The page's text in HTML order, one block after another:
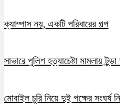
ক্যাম্পাস নয়, একটি পরিবারের গল্প
সাভারে পুলিশ হত্যাচেষ্টা মামলায়
মোবাইল চুরি নিয়ে দুই পক্ষের